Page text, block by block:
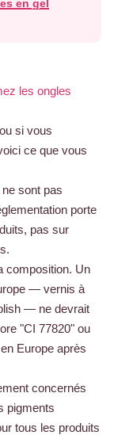
en gel
les ongles
si vous
ce que vous
sont pas
porte
pas sur
composition. Un
— vernis à
— ne devrait
"CI 77820" ou
Europe après
concernés
pigments
tous les produits